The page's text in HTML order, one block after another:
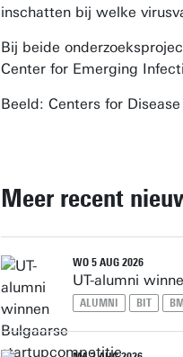
inschatten bij welke
Bij beide
Center for Emerging
Beeld: Centers for
Meer recent
WO 5 AUG 2026
UT-alumni
ALUMNI BIT